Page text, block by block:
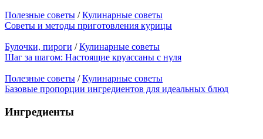
Полезные советы /Кулинарные советы
Советы и методы приготовления курицы
Булочки, пироги /Кулинарные советы
Шаг за шагом: Настоящие круассаны с нуля
Полезные советы /Кулинарные советы
Базовые пропорции ингредиентов для идеальных блюд
Ингредиенты